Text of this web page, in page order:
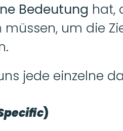
Bedeutung hat,
um die
jede einzelne
)